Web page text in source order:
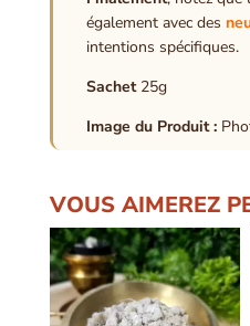
également avec des
intentions spécifiques.
Sachet 25g
Image du Produit :
VOUS AIMEREZ